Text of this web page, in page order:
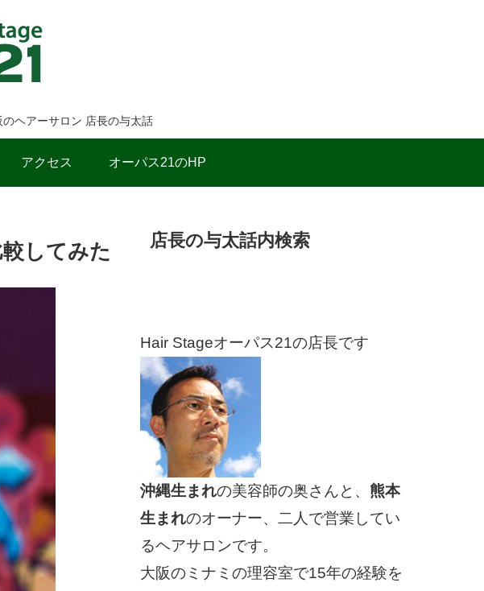
ヘアーサロン 店長の与太話
アクセス オーパス21のHP
してみた 店長の与太話内検索
Hair Stageオーパス21の店長です
沖縄生まれの美容師の奥さんと、 熊本
生まれのオーナー、二人で営業してい
るヘアサロンです。
大阪のミナミの理容室で15年の経験を